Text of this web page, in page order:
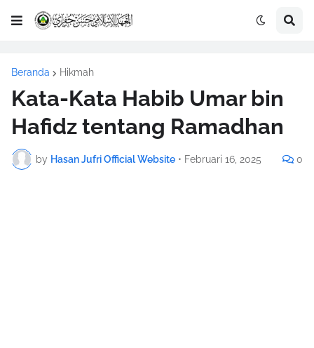
Beranda Hikmah
Kata-Kata Habib Umar bin
Hafidz tentang Ramadhan
by Hasan Jufri Official Website • Februari 16, 2025 0